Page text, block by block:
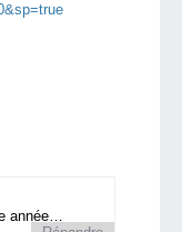
année…